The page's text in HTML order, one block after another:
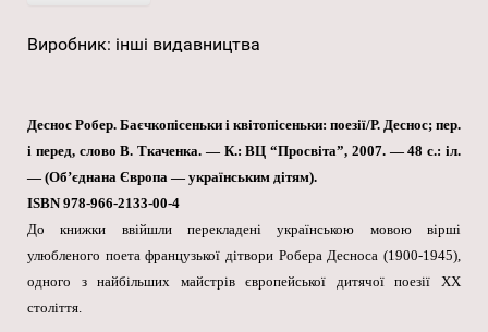
Виробник: інші видавництва
Деснос Робер. Баєчкопісеньки і квітопісеньки: поезії/Р. Деснос; пер.
і перед, слово В. Ткаченка. — К.: ВЦ “Просвіта”, 2007. — 48 с.: іл.
— (Об’єднана Європа — українським дітям).
ISBN 978-966-2133-00-4
До книжки ввійшли перекладені українською мовою вірші
улюбленого поета французької дітвори Робера Десноса (1900-1945),
одного з найбільших майстрів європейської дитячої поезії XX
століття.